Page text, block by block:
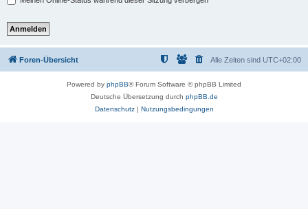
Foren-Übersicht Alle Zeiten sind UTC+02:00
Powered by phpBB® Forum Software © phpBB Limited
Deutsche Übersetzung durch phpBB.de
Datenschutz| Nutzungsbedingungen